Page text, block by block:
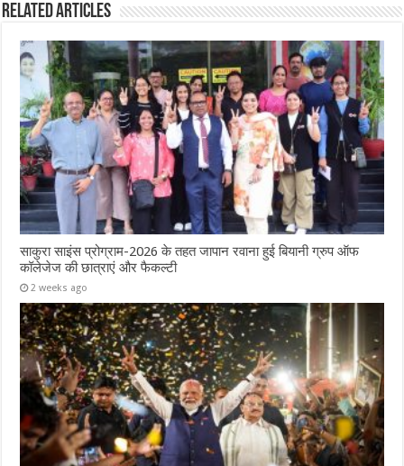
Related Articles
साकुरा साइंस प्रोग्राम-2026 के तहत जापान रवाना हुई बियानी ग्रुप ऑफ
कॉलेजेज की छात्राएं और फैकल्टी
2 weeks ago